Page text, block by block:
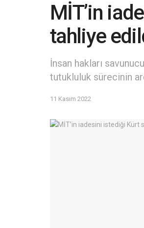
MİT’in
tahliye
İnsan hakları
tutukluluk sürecinin
11 Kasım 2022